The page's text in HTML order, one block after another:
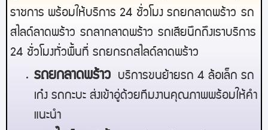
ราชการ พร้อมให้บริการ 24 ชั่วโมง รถยกลาดพร้าว รถ
สไลด์ลาดพร้าว รถลากลาดพร้าว รถเสียนึกถึงเราบริการ
24 ชั่วโมงทั่วพื้นที่ รถยกรถสไลด์ลาดพร้าว
รถยกลาดพร้าว
บริการขนย้ายรถ 4 ล้อเล็ก รถ
เก๋ง รถกะบะ ส่งเข้าอู่ด้วยทีมงานคุณภาพพร้อมให้คำ
แนะนำ